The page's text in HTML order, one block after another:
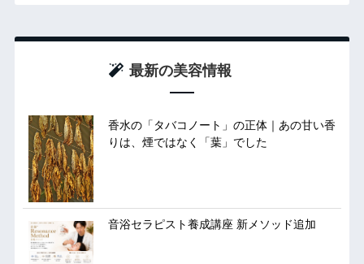
最新の美容情報
香水の「タバコノート」の正体｜あの甘い香
りは、煙ではなく「葉」でした
音浴セラピスト養成講座 新メソッド追加